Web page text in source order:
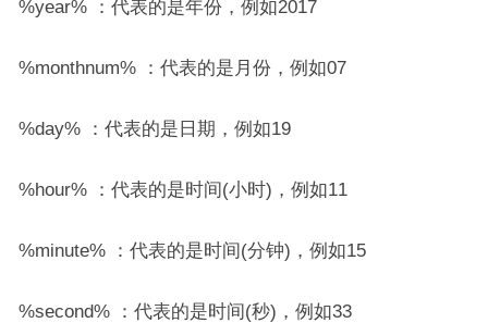
%year% ：代表的是年份，例如2017
%monthnum% ：代表的是月份，例如07
%day% ：代表的是日期，例如19
%hour% ：代表的是时间(小时)，例如11
%minute% ：代表的是时间(分钟)，例如15
%second% ：代表的是时间(秒)，例如33